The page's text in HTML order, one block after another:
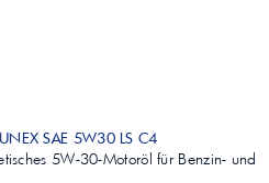
SAE 5W30 LS C4
5W-30-Motoröl für Benzin- und